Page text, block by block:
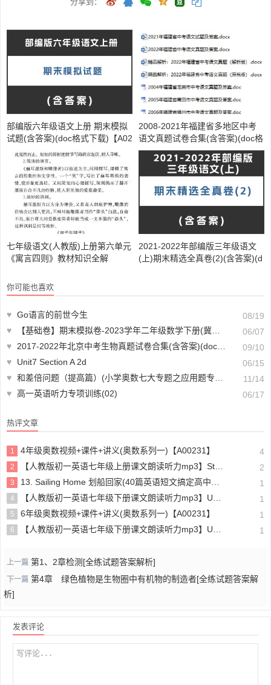
部编版六年级语文上册 期末模拟
试题(含答案)(doc格式下载)【A02
026】
2008-2021年福建省多地区中考
语文真题试卷合集(含答案)(doc格
式下载)【A01133】
七年级语文(人教版)上册第六单元
《寓言四则》教材知识全解
2021-2022年部编版三年级语文
(上)期末精选全真卷(2)(含答案)(d
你可能也喜欢
♥ Go语言的前世今生
08/19
♥
【基础卷】期末模拟卷-2023学年二年级数学下册(冀教版,含答案)【A01560】
06/07
♥ 2017-2022年北京中考生物真题试卷合集(含答案)(doc格式下载)【A00927】
09/10
♥
Unit7 Section A 2d
06/15
♥ 和差倍问题（提高篇）(小学奥数七大专题之应用题专题)
11/14
♥ 高一英语听力专项训练(02) 06/17
热评文章
1 4年级奥数视频+课件+讲义(奥数系列一)【A00231】 4
2 【人教版初一英语七年级上册课文朗读听力mp3】Starter unit 1 Good morning! 2
3 13. Sailing Home 划船回家(40篇英语短文搞定高中高考3500个单词) 1
4 【人教版初一英语七年级下册课文朗读听力mp3】Unit 4 1
5 6年级奥数视频+课件+讲义(奥数系列一)【A00231】 1
6 【人教版初一英语七年级下册课文朗读听力mp3】Unit 6 1
上一篇 第1、2章检测[全练试题答案解析]
下一篇 第4章 绿色植物是生物圈中有机物的制造者[全练试题答案解
析]
发表评论